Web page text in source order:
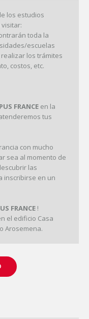
los estudios
toda la
escuelas
los trámites
costos, etc.
FRANCE en la
tus
con mucho
sea al momento de
las
inscribirse en un
FRANCE !
el edificio Casa
Arosemena.